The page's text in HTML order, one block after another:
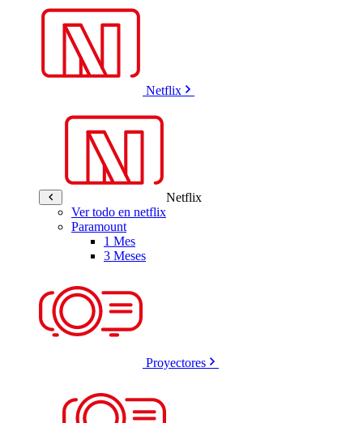
Netflix
Netflix
Ver todo en netflix
Paramount
1 Mes
3 Meses
Proyectores